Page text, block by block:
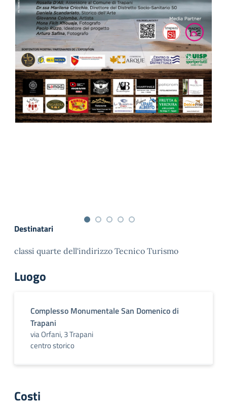
Destinatari
classi quarte dell'indirizzo Tecnico Turismo
Luogo
Complesso Monumentale San Domenico di
Trapani
via Orfani, 3 Trapani
centro storico
Costi